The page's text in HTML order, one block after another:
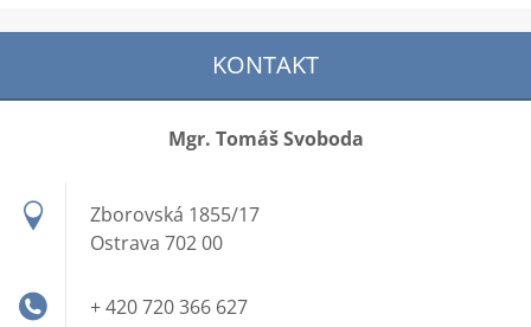
KONTAKT
Mgr. Tomáš Svoboda
Zborovská 1855/17
Ostrava 702 00
+ 420 720 366 627